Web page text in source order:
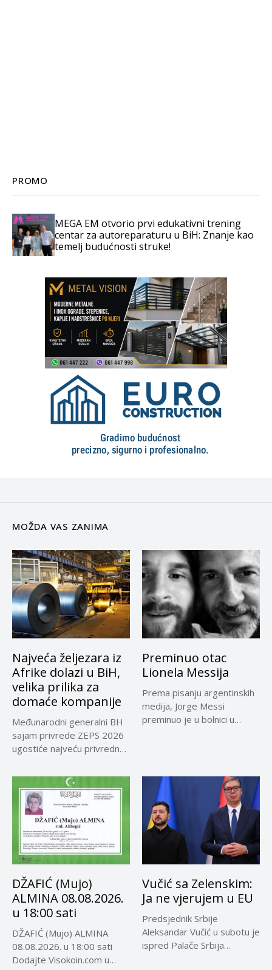
PROMO
MEGA EM otvorio prvi edukativni trening
centar za autoreparaturu u BiH: Znanje kao
temelj budućnosti struke!
MOŽDA VAS ZANIMA
Najveća željezara iz
Afrike dolazi u BiH,
velika prilika za
domaće kompanije
Međunarodni generalni BH
sajam privrede ZEPS 2026
ugostiće najveću privrednu
Preminuo otac
Lionela Messija
Prema pisanju argentinskih
medija, Jorge Messi
preminuo je u bolnici u
DŽAFIĆ (Mujo)
ALMINA 08.08.2026.
u 18:00 sati
DŽAFIĆ (Mujo) ALMINA
08.08.2026. u 18:00 sati
Dodajte Visokoin.com u
Vučić sa Zelenskim:
Ja ne vjerujem u EU
Predsjednik Srbije
Aleksandar Vučić u subotu je
ispred Palače Srbija